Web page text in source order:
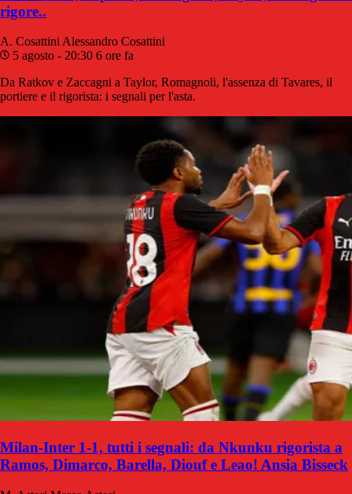
rigore..
A. Cosattini Alessandro Cosattini
5 agosto - 20:30 6 ore fa
Da Ratkov e Zaccagni a Taylor, Romagnoli, l'assenza di Tavares, il
portiere e il rigorista: i segnali per l'asta.
Milan-Inter 1-1, tutti i segnali: da Nkunku rigorista a
Ramos, Dimarco, Barella, Diouf e Leao! Ansia Bisseck